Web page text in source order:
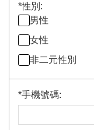
*性別:
男性
女性
非二元性別
*手機號碼: